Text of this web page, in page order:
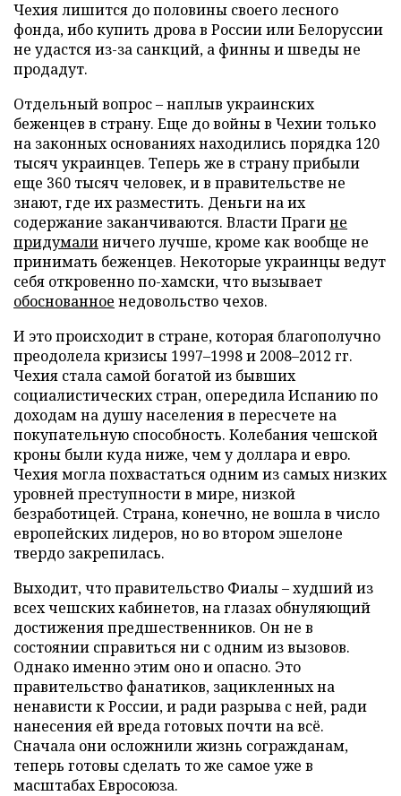
Чехия лишится до половины своего лесного
фонда, ибо купить дрова в России или Белоруссии
не удастся из-за санкций, а финны и шведы не
продадут.
Отдельный вопрос – наплыв украинских
беженцев в страну. Еще до войны в Чехии только
на законных основаниях находились порядка 120
тысяч украинцев. Теперь же в страну прибыли
еще 360 тысяч человек, и в правительстве не
знают, где их разместить. Деньги на их
содержание заканчиваются. Власти Прагине
придумалиничего лучше, кроме как вообще не
принимать беженцев. Некоторые украинцы ведут
себя откровенно по-хамски, что вызывает
обоснованное недовольство чехов.
И это происходит в стране, которая благополучно
преодолела кризисы 1997–1998 и 2008–2012 гг.
Чехия стала самой богатой из бывших
социалистических стран, опередила Испанию по
доходам на душу населения в пересчете на
покупательную способность. Колебания чешской
кроны были куда ниже, чем у доллара и евро.
Чехия могла похвастаться одним из самых низких
уровней преступности в мире, низкой
безработицей. Страна, конечно, не вошла в число
европейских лидеров, но во втором эшелоне
твердо закрепилась.
Выходит, что правительство Фиалы – худший из
всех чешских кабинетов, на глазах обнуляющий
достижения предшественников. Он не в
состоянии справиться ни с одним из вызовов.
Однако именно этим оно и опасно. Это
правительство фанатиков, зацикленных на
ненависти к России, и ради разрыва с ней, ради
нанесения ей вреда готовых почти на всё.
Сначала они осложнили жизнь согражданам,
теперь готовы сделать то же самое уже в
масштабах Евросоюза.